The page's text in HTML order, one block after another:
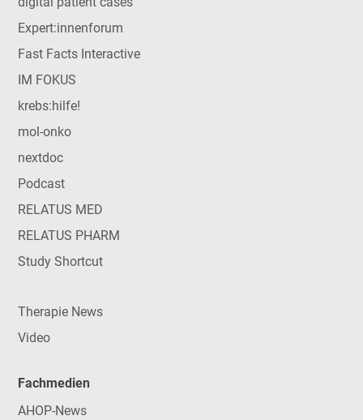
Expert:innenforum
Fast Facts Interactive
IM FOKUS
krebs:hilfe!
mol-onko
nextdoc
Podcast
RELATUS MED
RELATUS PHARM
Study Shortcut
Therapie News
Video
Fachmedien
AHOP-News